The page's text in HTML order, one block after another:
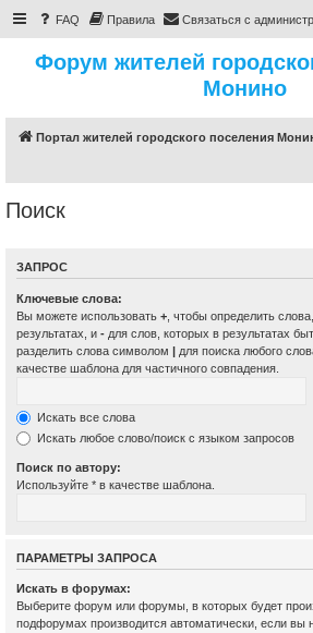
FAQ Правила Связаться с
Форум жителей
Монино
Портал жителей городского поселения
Поиск
ЗАПРОС
Ключевые слова:
Вы можете использовать + , чтобы определить
результатах, и - для слов, которых в результатах
разделить слова символом | для поиска любого
качестве шаблона для частичного совпадения.
Искать все слова
Искать любое слово/поиск с языком запросов
Поиск по автору:
Используйте * в качестве шаблона.
ПАРАМЕТРЫ ЗАПРОСА
Искать в форумах:
Выберите форум или форумы, в которых будет
подфорумах производится автоматически, если вы